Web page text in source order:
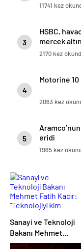
11741 kez
3
HSBC,
mercek
2170 kez
4
Motorine
2063 kez
5
eridi
1965 kez
Sanayi ve Teknoloji
Bakanı Mehmet
Fatih Kacır: